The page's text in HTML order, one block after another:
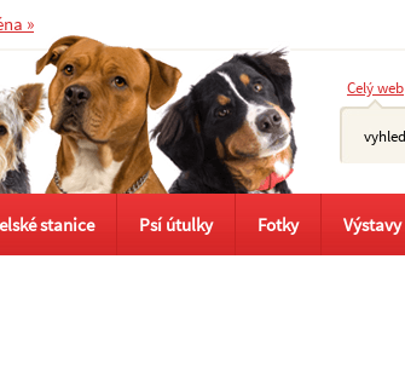
Celý web
stanice Psí útulky Fotky Výstavy
»